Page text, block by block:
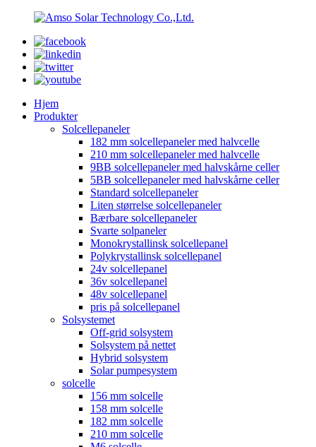
Hjem
Produkter
Solcellepaneler
182 mm solcellepaneler med halvcelle
210 mm solcellepaneler med halvcelle
9BB solcellepaneler med halvskårne celler
5BB solcellepaneler med halvskårne celler
Standard solcellepaneler
Liten størrelse solcellepaneler
Bærbare solcellepaneler
Svarte solpaneler
Monokrystallinsk solcellepanel
Polykrystallinsk solcellepanel
24v solcellepanel
36v solcellepanel
48v solcellepanel
pris på solcellepanel
Solsystemet
Off-grid solsystem
Solsystem på nettet
Hybrid solsystem
Solar pumpesystem
solcelle
156 mm solcelle
158 mm solcelle
182 mm solcelle
210 mm solcelle